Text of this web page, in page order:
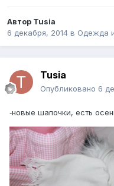
Автор Tusia
6 декабря, 2014 в Одежда
Tusia
Опубликовано 6
-новые шапочки, есть